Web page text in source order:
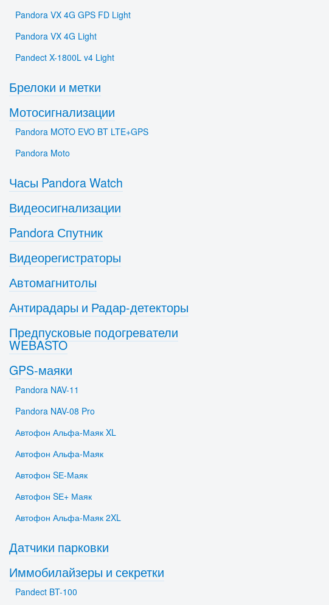
Pandora VX 4G GPS FD Light
Pandora VX 4G Light
Pandect X-1800L v4 Light
Брелоки и метки
Мотосигнализации
Pandora MOTO EVO BT LTE+GPS
Pandora Moto
Часы Pandora Watch
Видеосигнализации
Pandora Спутник
Видеорегистраторы
Автомагнитолы
Антирадары и Радар-детекторы
Предпусковые подогреватели
WEBASTO
GPS-маяки
Pandora NAV-11
Pandora NAV-08 Pro
Автофон Альфа-Маяк XL
Автофон Альфа-Маяк
Автофон SЕ-Маяк
Автофон SЕ+ Маяк
Автофон Альфа-Маяк 2XL
Датчики парковки
Иммобилайзеры и секретки
Pandect BT-100